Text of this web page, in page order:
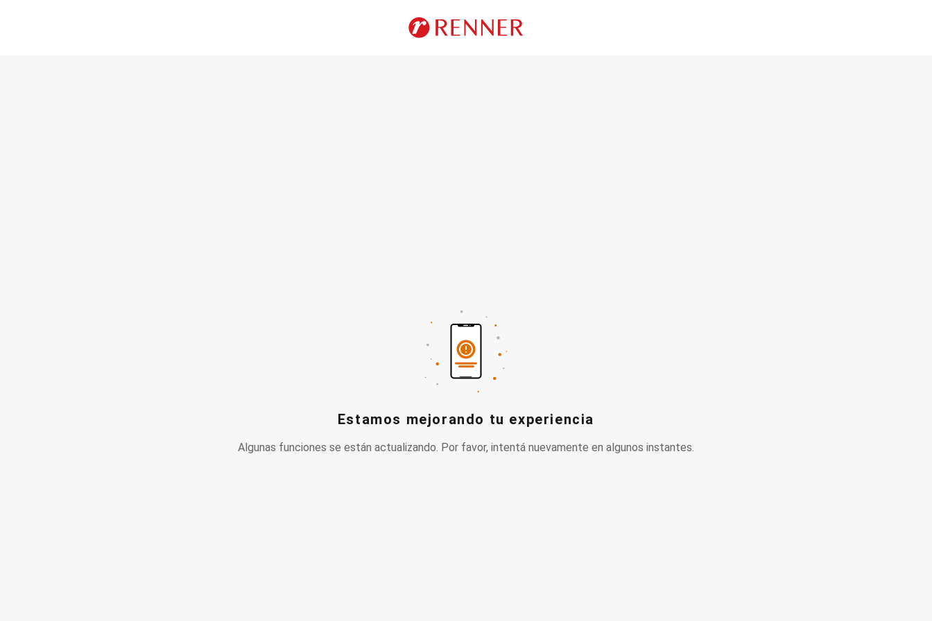
Estamos mejorando tu experiencia
Algunas funciones se están actualizando. Por favor, intentá nuevamente en algunos instantes.